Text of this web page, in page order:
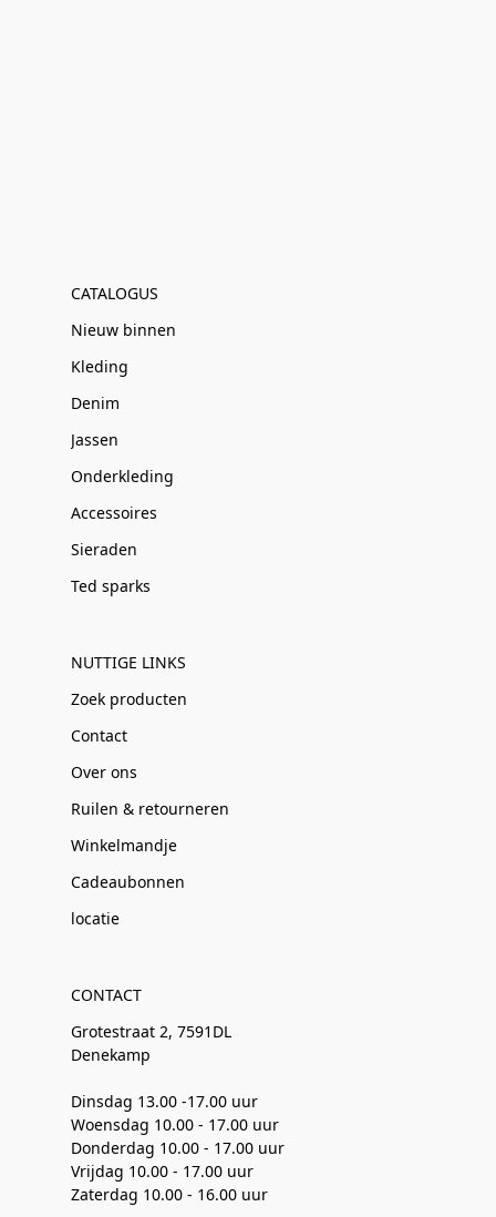
CATALOGUS
Nieuw binnen
Kleding
Denim
Jassen
Onderkleding
Accessoires
Sieraden
Ted sparks
NUTTIGE LINKS
Zoek producten
Contact
Over ons
Ruilen & retourneren
Winkelmandje
Cadeaubonnen
locatie
CONTACT
Grotestraat 2, 7591DL
Denekamp
Dinsdag 13.00 -17.00 uur
Woensdag 10.00 - 17.00 uur
Donderdag 10.00 - 17.00 uur
Vrijdag 10.00 - 17.00 uur
Zaterdag 10.00 - 16.00 uur